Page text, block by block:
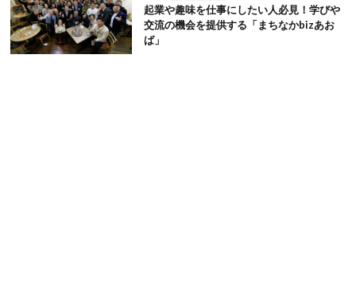
起業や趣味を仕事にしたい人必見！学びや
交流の機会を提供する「まちなかbizあお
ば」